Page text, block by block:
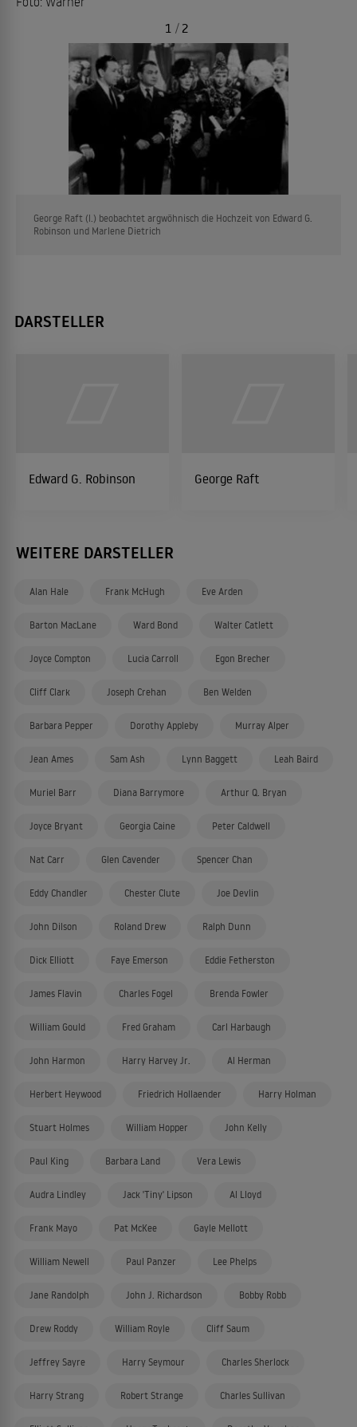
George Raft (l.) beobachtet argwöhnisch die Hochzeit von Edward G.
Robinson und Marlene Dietrich
1 / 2
DARSTELLER
Edward G. Robinson George Raft
WEITERE DARSTELLER
Alan Hale Frank McHugh Eve Arden
Barton MacLane Ward Bond Walter Catlett
Joyce Compton Lucia Carroll Egon Brecher
Cliff Clark Joseph Crehan Ben Welden
Barbara Pepper Dorothy Appleby Murray Alper
Jean Ames Sam Ash Lynn Baggett Leah Baird
Muriel Barr Diana Barrymore Arthur Q. Bryan
Joyce Bryant Georgia Caine Peter Caldwell
Nat Carr Glen Cavender Spencer Chan
Eddy Chandler Chester Clute Joe Devlin
John Dilson Roland Drew Ralph Dunn
Dick Elliott Faye Emerson Eddie Fetherston
James Flavin Charles Fogel Brenda Fowler
William Gould Fred Graham Carl Harbaugh
John Harmon Harry Harvey Jr. Al Herman
Herbert Heywood Friedrich Hollaender Harry Holman
Stuart Holmes William Hopper John Kelly
Paul King Barbara Land Vera Lewis
Audra Lindley Jack 'Tiny' Lipson Al Lloyd
Frank Mayo Pat McKee Gayle Mellott
William Newell Paul Panzer Lee Phelps
Jane Randolph John J. Richardson Bobby Robb
Drew Roddy William Royle Cliff Saum
Jeffrey Sayre Harry Seymour Charles Sherlock
Harry Strang Robert Strange Charles Sullivan